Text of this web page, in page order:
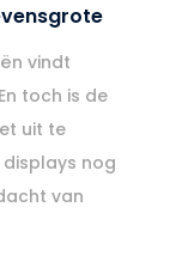
vindt
toch is de
uit te
displays nog
van